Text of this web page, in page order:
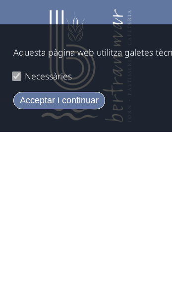
Aquesta pàgina web utilitza galetes
Necessàries
Acceptar i continuar